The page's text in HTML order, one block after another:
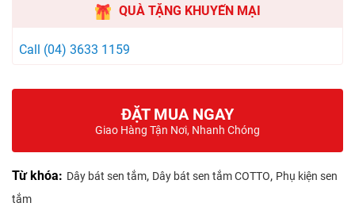
QUÀ TẶNG KHUYẾN MẠI
Call (04) 3633 1159
ĐẶT MUA NGAY
Giao Hàng Tận Nơi, Nhanh Chóng
Từ khóa: Dây bát sen tắm, Dây bát sen tắm COTTO, Phụ kiện sen
tắm